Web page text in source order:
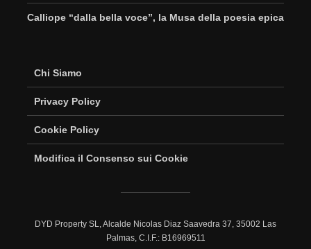
Calliope “dalla bella voce”, la Musa della poesia epica
Chi Siamo
Privacy Policy
Cookie Policy
Modifica il Consenso sui Cookie
DYD Property SL, Alcalde Nicolas Diaz Saavedra 37, 35002 Las
Palmas, C.I.F.: B16969511